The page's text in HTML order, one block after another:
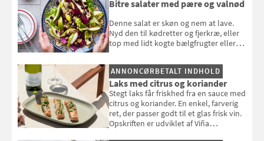
Bitre salater med pære og valnød
Denne salat er skøn og nem at lave.
Nyd den til kødretter og fjerkræ, eller
top med lidt kogte bælgfrugter eller
selvstændigt måltid. Opskriften er fra
Louisa Lorangs kogebog "Salat".
ANNONCØRBETALT INDHOLD
Laks med citrus og koriander
Stegt laks får friskhed fra en sauce med
citrus og koriander. En enkel, farverig
ret, der passer godt til et glas frisk vin.
Opskriften er udviklet af Viña